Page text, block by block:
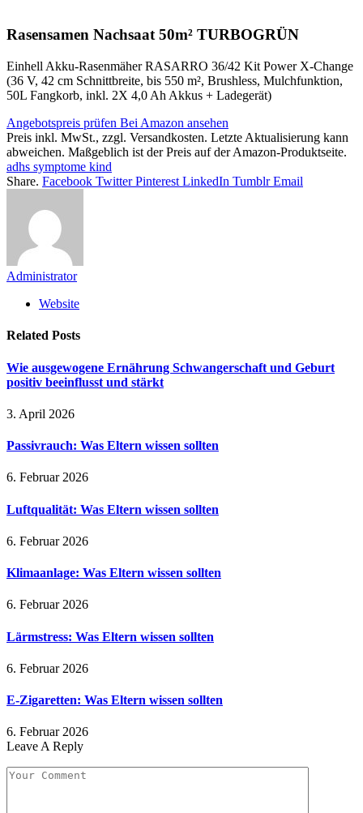
Rasensamen Nachsaat 50m² TURBOGRÜN
Einhell Akku-Rasenmäher RASARRO 36/42 Kit Power X-Change
(36 V, 42 cm Schnittbreite, bis 550 m², Brushless, Mulchfunktion,
50L Fangkorb, inkl. 2X 4,0 Ah Akkus + Ladegerät)
Angebotspreis prüfen Bei Amazon ansehen
Preis inkl. MwSt., zzgl. Versandkosten. Letzte Aktualisierung kann
abweichen. Maßgeblich ist der Preis auf der Amazon-Produktseite.
adhs symptome kind
Share. Facebook Twitter Pinterest LinkedIn Tumblr Email
Administrator
Website
Related Posts
Wie ausgewogene Ernährung Schwangerschaft und Geburt
positiv beeinflusst und stärkt
3. April 2026
Passivrauch: Was Eltern wissen sollten
6. Februar 2026
Luftqualität: Was Eltern wissen sollten
6. Februar 2026
Klimaanlage: Was Eltern wissen sollten
6. Februar 2026
Lärmstress: Was Eltern wissen sollten
6. Februar 2026
E-Zigaretten: Was Eltern wissen sollten
6. Februar 2026
Leave A Reply